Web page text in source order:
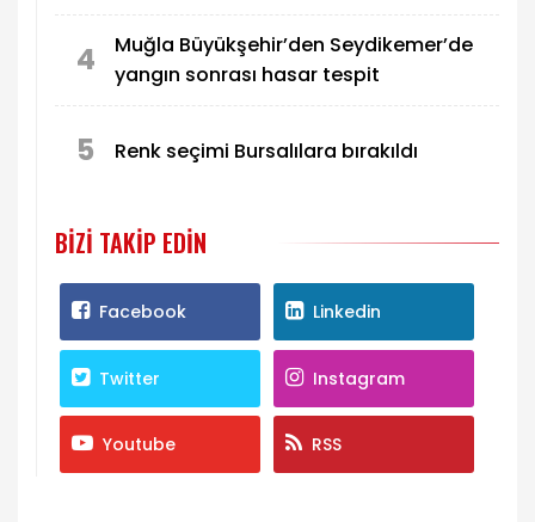
4
Muğla Büyükşehir’den Seydikemer’de
yangın sonrası hasar tespit
5 Renk seçimi Bursalılara bırakıldı
BIZI TAKIP EDIN
Facebook Linkedin
Twitter Instagram
Youtube RSS